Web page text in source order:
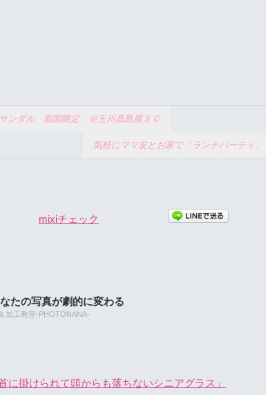
ンダル 期間限定 ＠玉川髙島屋ＳＣ
気軽にママ友とお家で「ランチパーティ」
mixiチェック
たの写真が劇的に変わる
加工教室-PHOTONANA-
に掛けられて頭からも落ちないシニアグラス」